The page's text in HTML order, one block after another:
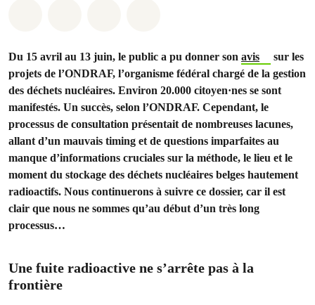
Du 15 avril au 13 juin, le public a pu donner son avis
sur les
projets de l’ONDRAF, l’organisme fédéral chargé de la gestion
des déchets nucléaires. Environ 20.000 citoyen·nes se sont
manifestés. Un succès, selon l’ONDRAF. Cependant, le
processus de consultation présentait de nombreuses lacunes,
allant d’un mauvais timing et de questions imparfaites au
manque d’informations cruciales sur la méthode, le lieu et le
moment du stockage des déchets nucléaires belges hautement
radioactifs. Nous continuerons à suivre ce dossier, car il est
clair que nous ne sommes qu’au début d’un très long
processus…
Une fuite radioactive ne s’arrête pas à la
frontière